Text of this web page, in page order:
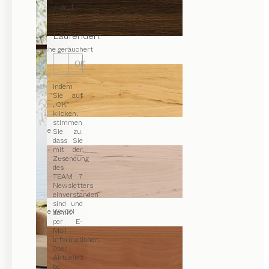
7 auf
dem
Laufenden.
OK
Indem
Sie auf
„OK“
klicken,
stimmen
Sie zu,
dass Sie
mit der
Zusendung
des
TEAM 7
Newsletters
einverstanden
sind und
damit
per E-
Mail
Informationen
über
Aktuelles
bei
Eiche geräuchert
Erle
Erle Weißöl